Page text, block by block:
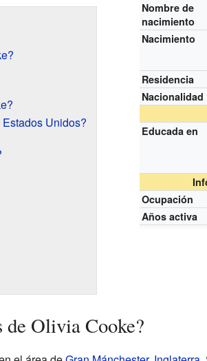
Nombre de
nacimiento
Nacimiento
Residencia
Nacionalidad
Educada en
Ocupación
Años activa
Unidos?
de Olivia Cooke?